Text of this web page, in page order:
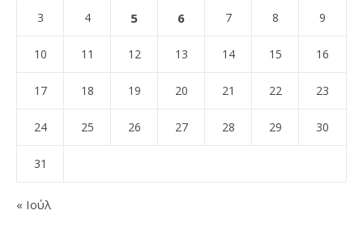
3 4 5 6 7 8 9
10 11 12 13 14 15 16
17 18 19 20 21 22 23
24 25 26 27 28 29 30
31
« Ιούλ